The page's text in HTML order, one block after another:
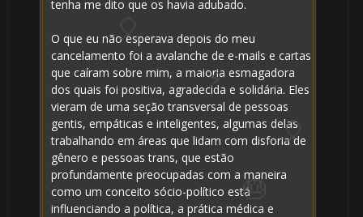
tenha me dito que os havia adubado.
O que eu não esperava depois do meu
cancelamento foi a avalanche de e-mails e cartas
que caíram sobre mim, a maioria esmagadora
dos quais foi positiva, agradecida e solidária. Eles
vieram de uma seção transversal de pessoas
gentis, empáticas e inteligentes, algumas delas
trabalhando em áreas que lidam com disforia de
gênero e pessoas trans, que estão
profundamente preocupadas com a maneira
como um conceito sócio-político está
influenciando a política, a prática médica e